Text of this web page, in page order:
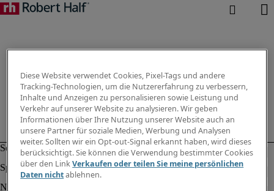
Diese Website verwendet Cookies, Pixel-Tags und andere
Tracking-Technologien, um die Nutzererfahrung zu verbessern,
Inhalte und Anzeigen zu personalisieren sowie Leistung und
Verkehr auf unserer Website zu analysieren. Wir geben
Informationen über Ihre Nutzung unserer Website auch an
unsere Partner für soziale Medien, Werbung und Analysen
weiter. Sollten wir ein Opt-out-Signal erkannt haben, wird dieses
berücksichtigt. Sie können die Verwendung bestimmter Cookies
über den LinkVerkaufen oder teilen Sie meine persönlichen
Daten nichtablehnen.